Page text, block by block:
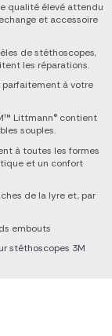
qualité élevé attendu
et accessoire
de stéthoscopes,
les réparations.
à votre
Littmann® contient
souples.
à toutes les formes
et un confort
de la lyre et, par
embouts
stéthoscopes 3M